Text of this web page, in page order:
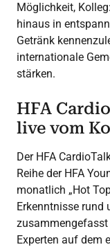
Möglichkeit,
hinaus in
Getränk
internationale
stärken.
HFA
live vom
Der HFA
Reihe der HFA
monatlich „Hot
Erkenntnisse rund
Experten auf dem